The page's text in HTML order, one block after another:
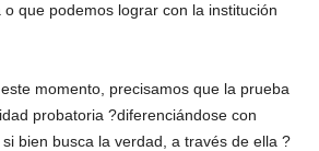
que podemos lograr con la institución
momento, precisamos que la prueba
probatoria ?diferenciándose con
bien busca la verdad, a través de ella ?